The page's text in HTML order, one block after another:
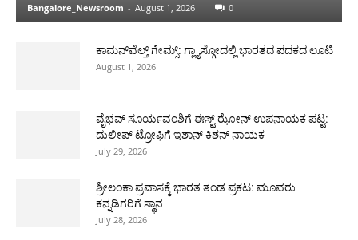
Bangalore_Newsroom - August 1, 2026 0
ಕಾಮನ್‌ವೆಲ್ತ್ ಗೇಮ್ಸ್: ಗ್ಲ್ಯಾಸ್ಗೋದಲ್ಲಿ ಭಾರತದ ಪದಕದ ಲೂಟಿ
August 1, 2026
ವೈಭವ್ ಸೂರ್ಯವಂಶಿಗೆ ಈಸ್ಟ್ ಝೋನ್ ಉಪನಾಯಕ ಪಟ್ಟ:
ದುಲೀಪ್ ಟ್ರೋಫಿಗೆ ಇಶಾನ್ ಕಿಶನ್ ನಾಯಕ
July 29, 2026
ಶ್ರೀಲಂಕಾ ಪ್ರವಾಸಕ್ಕೆ ಭಾರತ ತಂಡ ಪ್ರಕಟ: ಮೂವರು
ಕನ್ನಡಿಗರಿಗೆ ಸ್ಥಾನ
July 28, 2026